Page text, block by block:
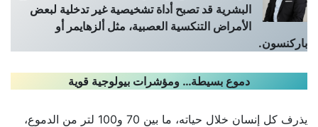
البشرية قد تصبح أداة تشخيصية غير تدخلية لبعض
الأمراض التنكسية العصبية، مثل ألزهايمر أو
باركنسون.
دموع بسيطة… ومؤشرات بيولوجية قوية
يذرف كل إنسان خلال حياته، ما بين 70 و100 لتر من الدموع،